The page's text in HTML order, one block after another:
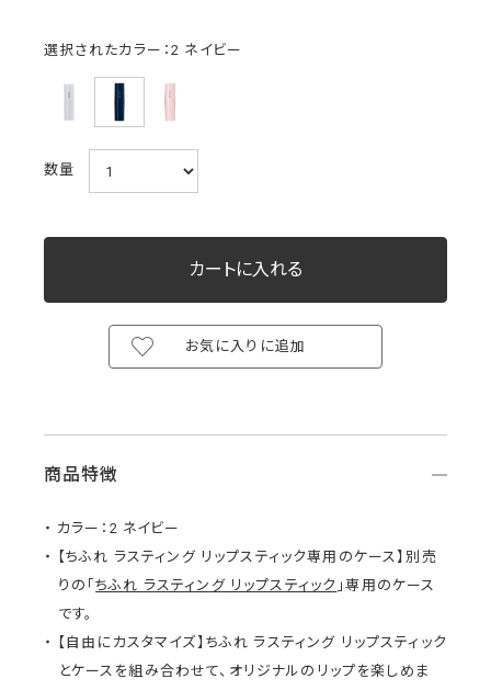
選択されたカラー：2 ネイビー
数量
お気に入りに追加
商品特徴
カラー：2 ネイビー
【ちふれ ラスティング リップスティック専用のケース】別売
りの「ちふれ ラスティング リップスティック 」専用のケース
です。
【自由にカスタマイズ】ちふれ ラスティング リップスティック
とケースを組み合わせて、オリジナルのリップを楽しめま